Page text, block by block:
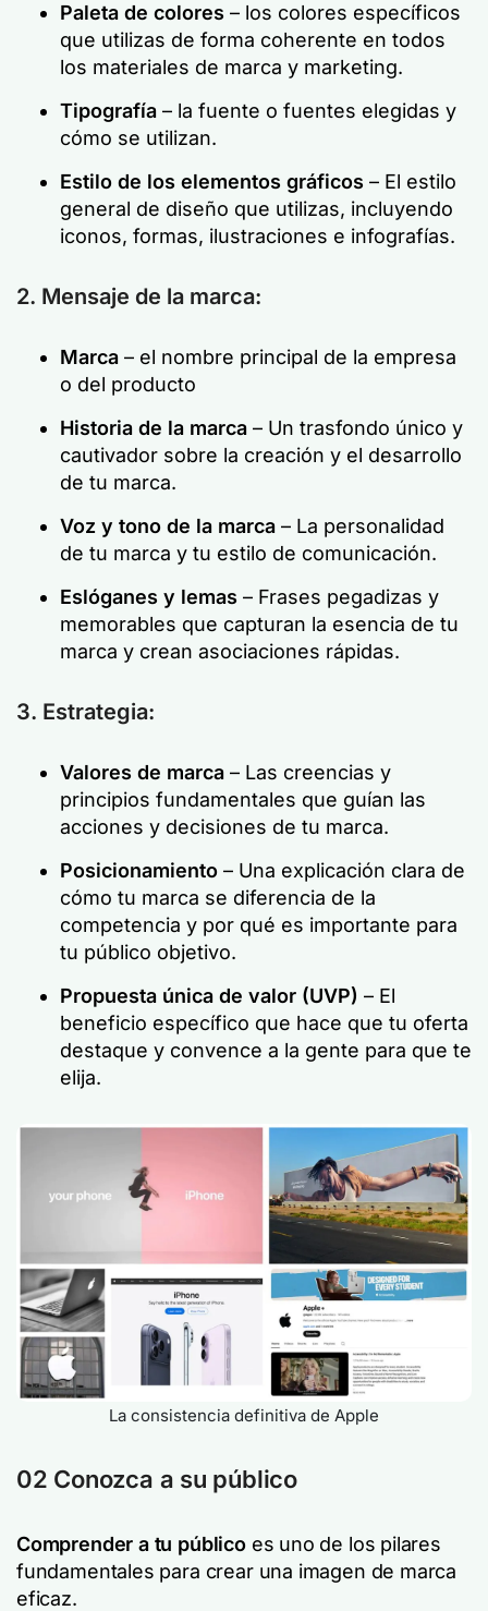
Paleta de colores – los colores específicos
que utilizas de forma coherente en todos
los materiales de marca y marketing.
Tipografía – la fuente o fuentes elegidas y
cómo se utilizan.
Estilo de los elementos gráficos – El estilo
general de diseño que utilizas, incluyendo
iconos, formas, ilustraciones e infografías.
2. Mensaje de la marca:
Marca – el nombre principal de la empresa
o del producto
Historia de la marca – Un trasfondo único y
cautivador sobre la creación y el desarrollo
de tu marca.
Voz y tono de la marca – La personalidad
de tu marca y tu estilo de comunicación.
Eslóganes y lemas – Frases pegadizas y
memorables que capturan la esencia de tu
marca y crean asociaciones rápidas.
3. Estrategia:
Valores de marca – Las creencias y
principios fundamentales que guían las
acciones y decisiones de tu marca.
Posicionamiento – Una explicación clara de
cómo tu marca se diferencia de la
competencia y por qué es importante para
tu público objetivo.
Propuesta única de valor (UVP) – El
beneficio específico que hace que tu oferta
destaque y convence a la gente para que te
elija.
La consistencia definitiva de Apple
02 Conozca a su público
Comprender a tu públicoes uno de los pilares
fundamentales para crear una imagen de marca
eficaz.